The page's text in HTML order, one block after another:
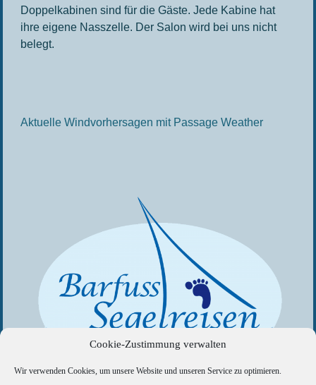
Cookie-Zustimmung verwalten
Wir verwenden Cookies, um unsere Website und unseren Service zu optimieren.
Doppelkabinen sind für die Gäste. Jede Kabine hat
ihre eigene Nasszelle. Der Salon wird bei uns nicht
belegt.
Aktuelle Windvorhersagen mit Passage Weather